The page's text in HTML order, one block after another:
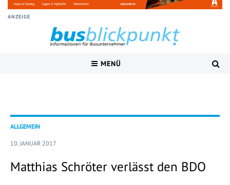
ANZEIGE
MENÜ
ALLGEMEIN
10. JANUAR 2017
Matthias Schröter verlässt den BDO